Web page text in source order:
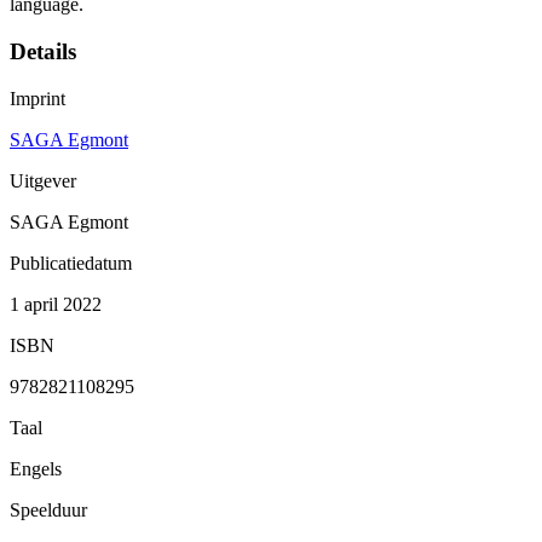
language.
Details
Imprint
SAGA Egmont
Uitgever
SAGA Egmont
Publicatiedatum
1 april 2022
ISBN
9782821108295
Taal
Engels
Speelduur